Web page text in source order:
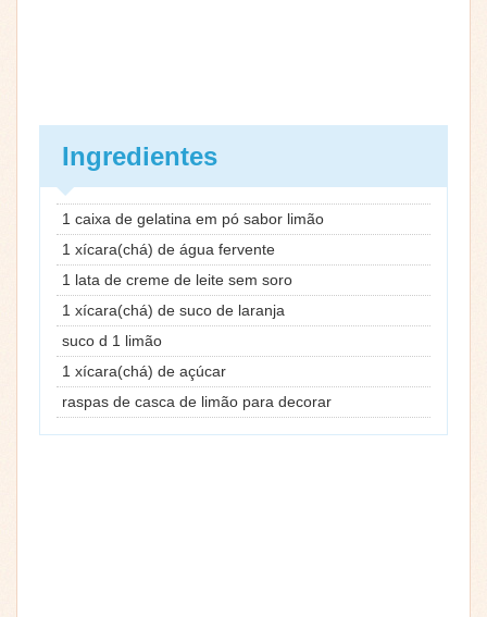
Ingredientes
1 caixa de gelatina em pó sabor limão
1 xícara(chá) de água fervente
1 lata de creme de leite sem soro
1 xícara(chá) de suco de laranja
suco d 1 limão
1 xícara(chá) de açúcar
raspas de casca de limão para decorar